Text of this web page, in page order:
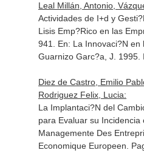
Leal Millán, Antonio,
Actividades de I+d y
Lisis Emp?Rico en las
941. En: La Innovaci?N en
Guarnizo Garc?a, J. 1995.
Diez de Castro, Emilio
Rodriguez Felix, Lucia:
La Implantaci?N del
para Evaluar su Incidencia
Managemente Des
Economique Europeen.